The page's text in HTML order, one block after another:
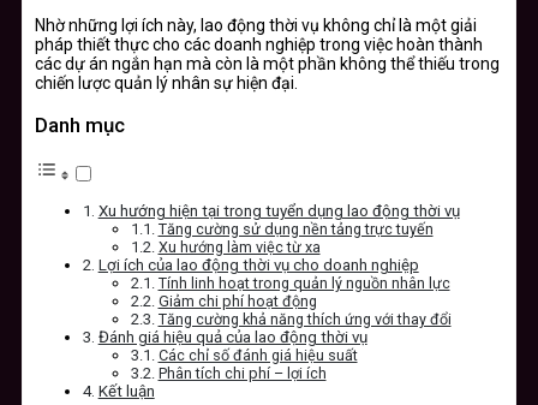
Nhờ những lợi ích này, lao động thời vụ không chỉ là một giải
pháp thiết thực cho các doanh nghiệp trong việc hoàn thành
các dự án ngắn hạn mà còn là một phần không thể thiếu trong
chiến lược quản lý nhân sự hiện đại.
Danh mục
Xu hướng hiện tại trong tuyển dụng lao động thời vụ
Tăng cường sử dụng nền tảng trực tuyến
Xu hướng làm việc từ xa
Lợi ích của lao động thời vụ cho doanh nghiệp
Tính linh hoạt trong quản lý nguồn nhân lực
Giảm chi phí hoạt động
Tăng cường khả năng thích ứng với thay đổi
Đánh giá hiệu quả của lao động thời vụ
Các chỉ số đánh giá hiệu suất
Phân tích chi phí – lợi ích
Kết luận